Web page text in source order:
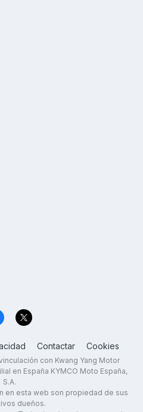
Contactar Cookies
con Kwang Yang Motor
en España KYMCO Moto España,
S.A.
en esta web son propiedad de sus
dueños.